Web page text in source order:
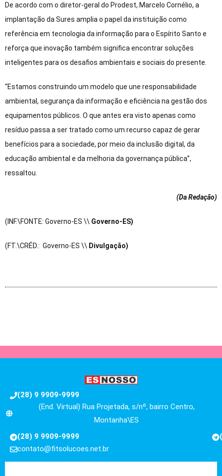
De acordo com o diretor-geral do Prodest, Marcelo Cornélio, a
implantação da Sures amplia o papel da instituição como
referência em tecnologia da informação para o Espírito Santo e
reforça que inovação também significa encontrar soluções
inteligentes para os desafios ambientais e sociais do presente.
“Estamos construindo um modelo que une responsabilidade
ambiental, segurança da informação e eficiência na gestão dos
equipamentos públicos. O que antes era visto apenas como
resíduo passa a ser tratado como um recurso capaz de gerar
benefícios para a sociedade, por meio da inclusão digital, da
educação ambiental e da melhoria da governança pública”,
ressaltou.
(Da Redação)
(INF.\FONTE: Governo-ES \\ Governo-ES)
(FT.\CRÉD.: Governo-ES \\ Divulgação)
(28) 9 9909-9999
(End. Virtual) Rua Projetada, s/nº, bairro Centro,
Montanha\ES
(28) 9 9909-9999
contato@fitsolucoes.net.br